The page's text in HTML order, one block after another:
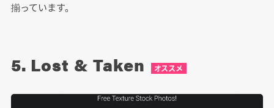
揃っています。
5. Lost & Taken オススメ